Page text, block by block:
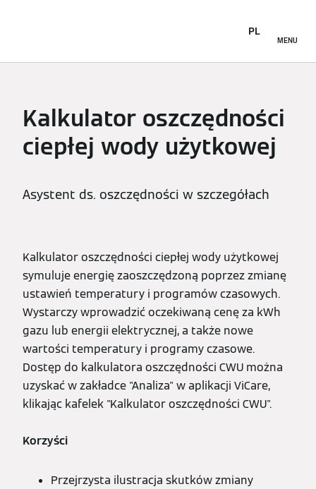
MENU
PL
Kalkulator oszczędności
ciepłej wody użytkowej
Asystent ds. oszczędności w szczegółach
Kalkulator oszczędności ciepłej wody użytkowej
symuluje energię zaoszczędzoną poprzez zmianę
ustawień temperatury i programów czasowych.
Wystarczy wprowadzić oczekiwaną cenę za kWh
gazu lub energii elektrycznej, a także nowe
wartości temperatury i programy czasowe.
Dostęp do kalkulatora oszczędności CWU można
uzyskać w zakładce "Analiza" w aplikacji ViCare,
klikając kafelek "Kalkulator oszczędności CWU".
Korzyści
Przejrzysta ilustracja skutków zmiany